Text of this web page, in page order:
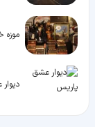
موزه